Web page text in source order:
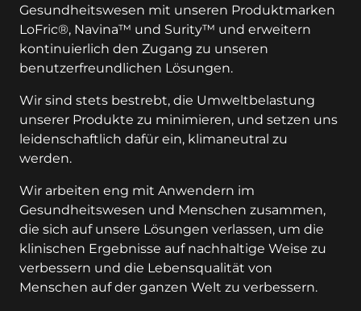
Gesundheitswesen mit unseren Produktmarken
LoFric®, Navina™ und Surity™ und erweitern
kontinuierlich den Zugang zu unseren
benutzerfreundlichen Lösungen.
Wir sind stets bestrebt, die Umweltbelastung
unserer Produkte zu minimieren, und setzen uns
leidenschaftlich dafür ein, klimaneutral zu
werden.
Wir arbeiten eng mit Anwendern im
Gesundheitswesen und Menschen zusammen,
die sich auf unsere Lösungen verlassen, um die
klinischen Ergebnisse auf nachhaltige Weise zu
verbessern und die Lebensqualität von
Menschen auf der ganzen Welt zu verbessern.